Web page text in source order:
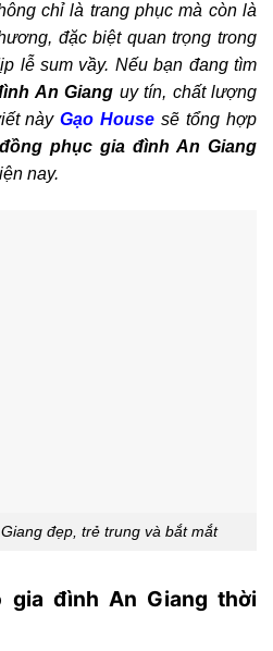
chỉ là trang phục mà còn là
đặc biệt quan trọng trong
lễ sum vầy. Nếu bạn đang tìm
An Giang uy tín, chất lượng
nàyGạo House sẽ tổng hợp
phục gia đình An Giang
nay.
đẹp, trẻ trung và bắt mắt
gia đình An Giang thời